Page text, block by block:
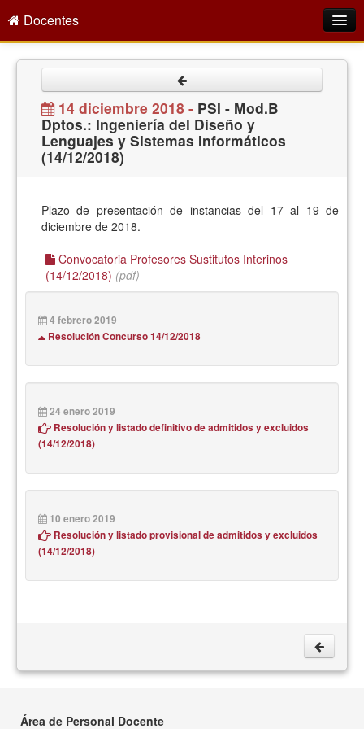
Docentes
Empleo Público
Gestión PDI
Formación y Evaluación
Acción Social
Directorio
14 diciembre 2018 - PSI - Mod.B
Dptos.: Ingeniería del Diseño y
Lenguajes y Sistemas Informáticos
(14/12/2018)
Plazo de presentación de instancias del 17 al 19 de
diciembre de 2018.
Convocatoria Profesores Sustitutos Interinos
(14/12/2018) (pdf)
4 febrero 2019
Resolución Concurso 14/12/2018
24 enero 2019
Resolución y listado definitivo de admitidos y excluidos
(14/12/2018)
10 enero 2019
Resolución y listado provisional de admitidos y excluidos
(14/12/2018)
Área de Personal Docente